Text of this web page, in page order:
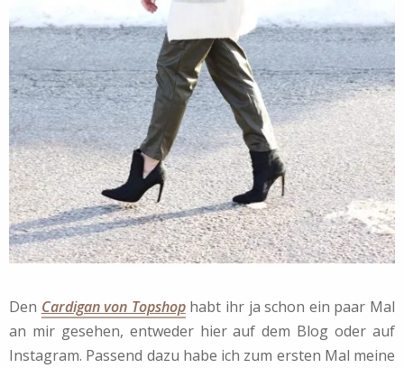
Den Cardigan von Topshophabt ihr ja schon ein paar Mal
an mir gesehen, entweder hier auf dem Blog oder auf
Instagram. Passend dazu habe ich zum ersten Mal meine